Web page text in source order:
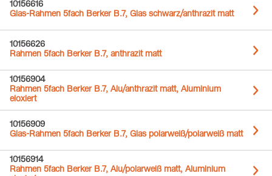
10156616
Glas-Rahmen 5fach Berker B.7, Glas schwarz/anthrazit matt
10156626
Rahmen 5fach Berker B.7, anthrazit matt
10156904
Rahmen 5fach Berker B.7, Alu/anthrazit matt, Aluminium
eloxiert
10156909
Glas-Rahmen 5fach Berker B.7, Glas polarweiß/polarweiß matt
10156914
Rahmen 5fach Berker B.7, Alu/polarweiß matt, Aluminium